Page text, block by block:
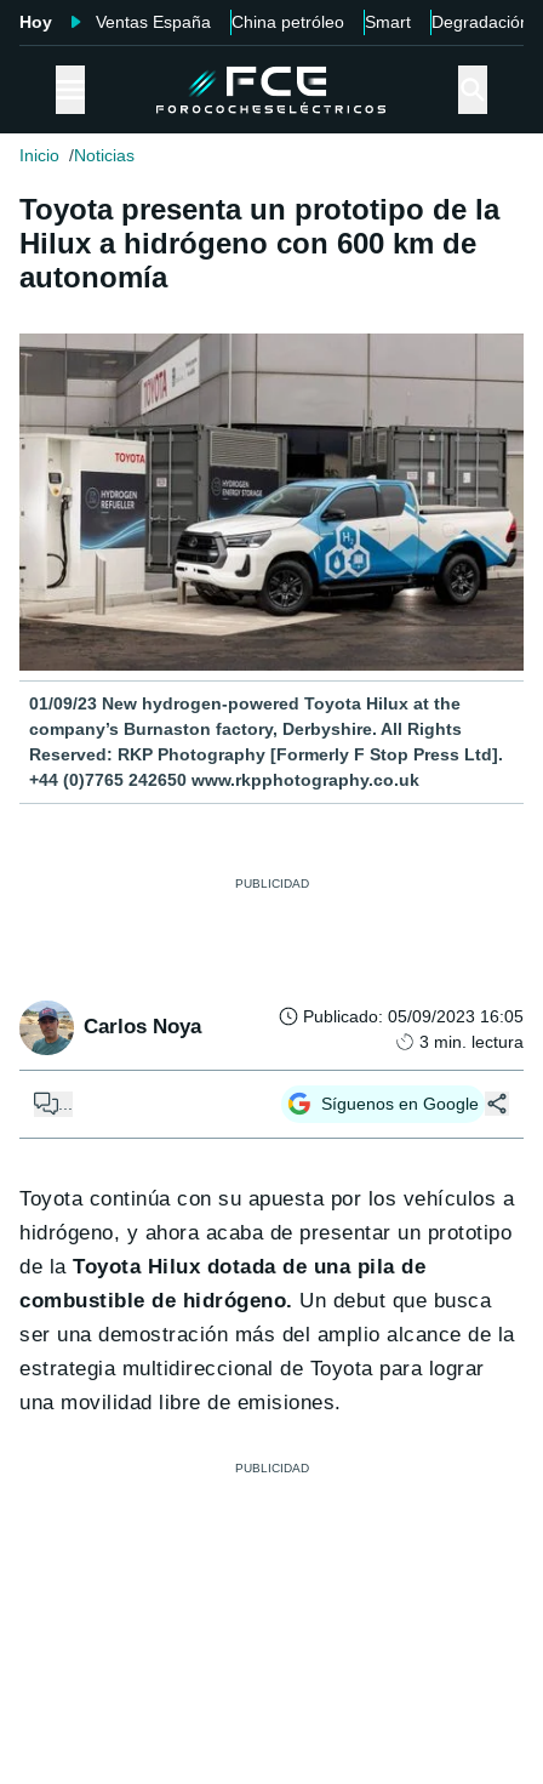
Hoy Ventas España China petróleo Smart Degradación
Inicio Noticias
Toyota presenta un prototipo de la
Hilux a hidrógeno con 600 km de
autonomía
01/09/23 New hydrogen-powered Toyota Hilux at the
company’s Burnaston factory, Derbyshire. All Rights
Reserved: RKP Photography [Formerly F Stop Press Ltd].
+44 (0)7765 242650 www.rkpphotography.co.uk
Carlos Noya Publicado: 05/09/2023 16:05
3 min. lectura
Síguenos en Google
Toyota continúa con su apuesta por los vehículos a
hidrógeno, y ahora acaba de presentar un prototipo
de laToyota Hilux dotada de una pila de
combustible de hidrógeno. Un debut que busca
ser una demostración más del amplio alcance de la
estrategia multidireccional de Toyota para lograr
una movilidad libre de emisiones.